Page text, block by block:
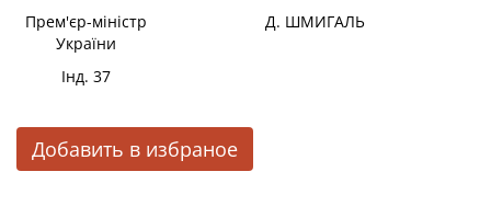
Прем'єр-міністр
України
Д. ШМИГАЛЬ
Інд. 37
Добавить в избраное